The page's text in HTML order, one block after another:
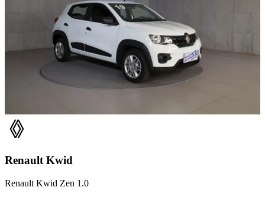
RenaultKwid
Renault Kwid Zen 1.0